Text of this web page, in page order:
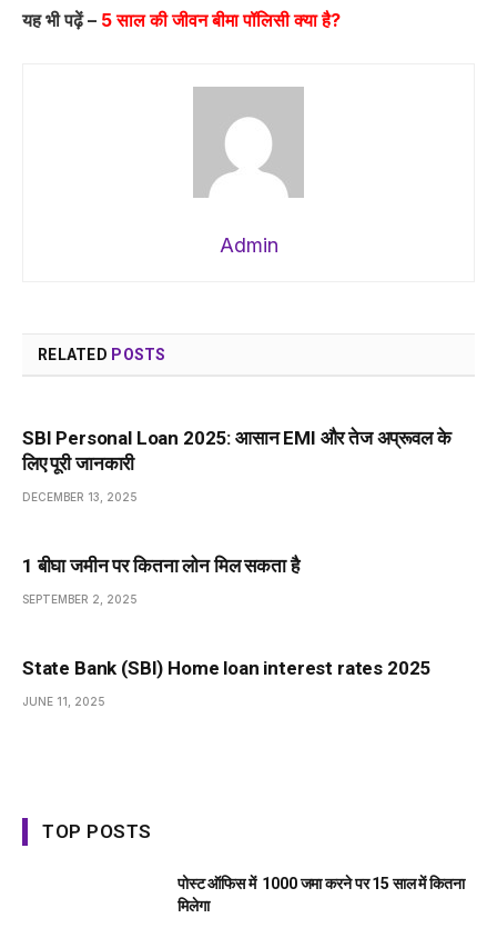
यह भी पढ़ें – 5 साल की जीवन बीमा पॉलिसी क्या है?
Admin
RELATED POSTS
SBI Personal Loan 2025: आसान EMI और तेज अप्रूवल के
लिए पूरी जानकारी
DECEMBER 13, 2025
1 बीघा जमीन पर कितना लोन मिल सकता है
SEPTEMBER 2, 2025
State Bank (SBI) Home loan interest rates 2025
JUNE 11, 2025
TOP POSTS
पोस्ट ऑफिस में ₹ 1000 जमा करने पर 15 साल में कितना
मिलेगा